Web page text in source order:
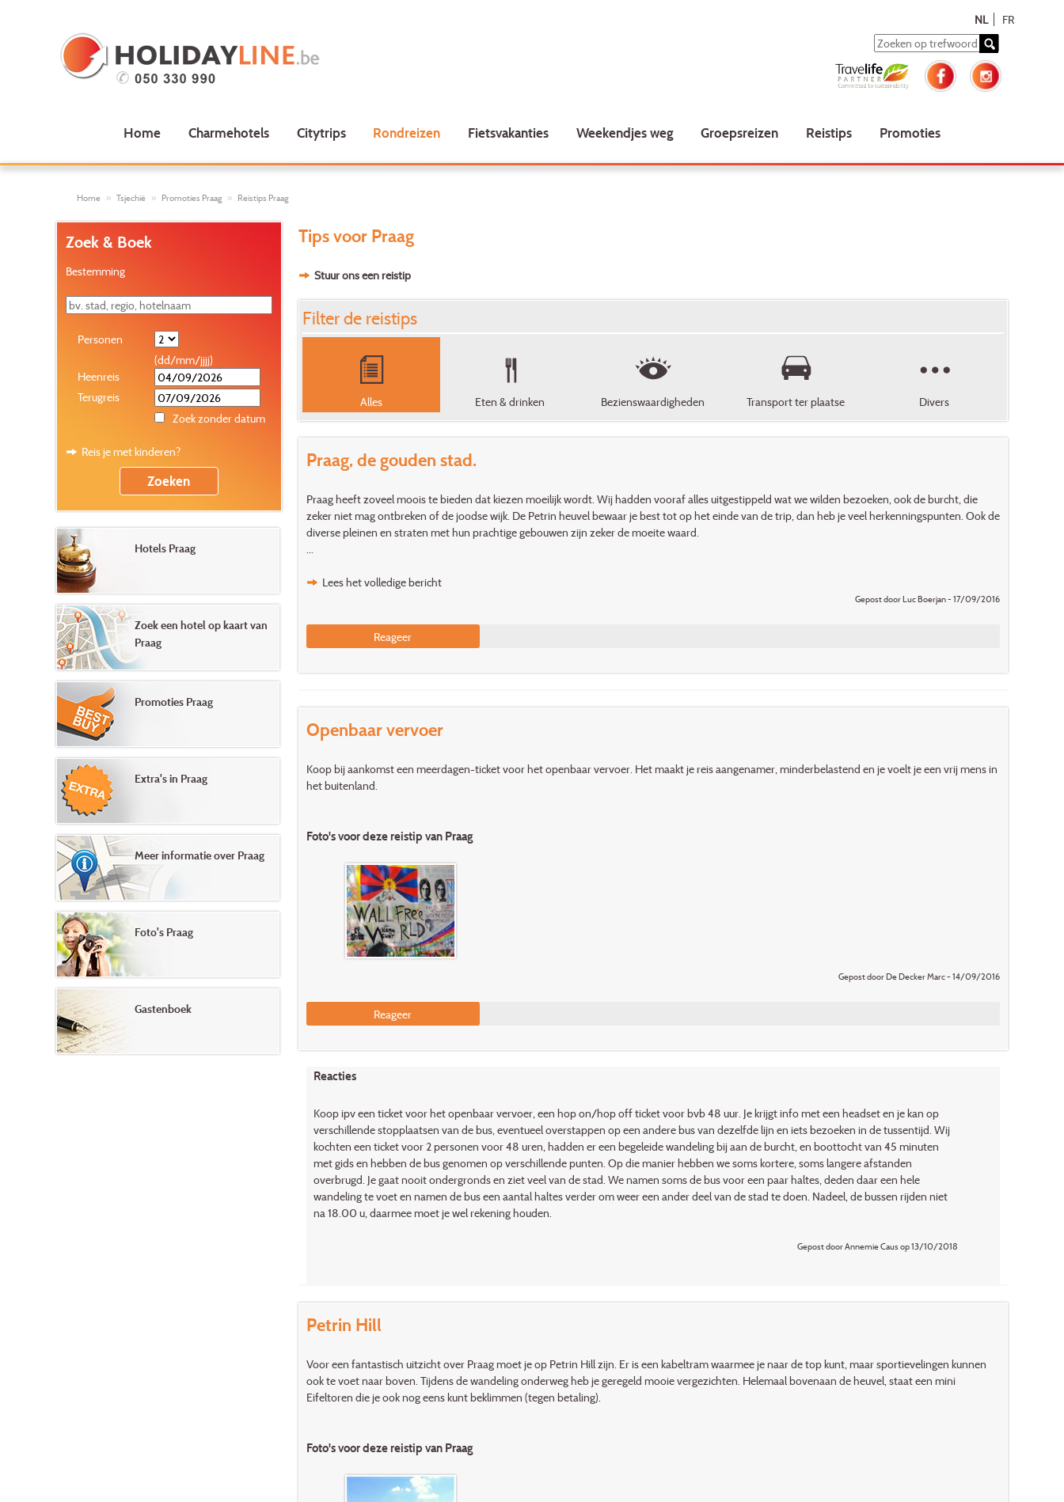
NL FR
Home Charmehotels Citytrips Rondreizen Fietsvakanties Weekendjes weg Groepsreizen Reistips Promoties
Home Tsjechië Promoties Praag Reistips Praag
Tips voor Praag
Stuur ons een reistip
Filter de reistips
Alles Eten & drinken Bezienswaardigheden Transport ter plaatse Divers
Praag, de gouden stad.
Praag heeft zoveel moois te bieden dat kiezen moeilijk wordt. Wij hadden vooraf alles uitgestippeld wat we wilden bezoeken, ook de burcht, die
zeker niet mag ontbreken of de joodse wijk. De Petrin heuvel bewaar je best tot op het einde van de trip, dan heb je veel herkenningspunten. Ook de
diverse pleinen en straten met hun prachtige gebouwen zijn zeker de moeite waard.
Lees het volledige bericht
Gepost door Luc Boerjan - 17/09/2016
Reageer
Openbaar vervoer
Koop bij aankomst een meerdagen-ticket voor het openbaar vervoer. Het maakt je reis aangenamer, minderbelastend en je voelt je een vrij mens in
het buitenland.
Foto's voor deze reistip van Praag
Gepost door De Decker Marc - 14/09/2016
Reageer
Reacties
Koop ipv een ticket voor het openbaar vervoer, een hop on/hop off ticket voor bvb 48 uur. Je krijgt info met een headset en je kan op
verschillende stopplaatsen van de bus, eventueel overstappen op een andere bus van dezelfde lijn en iets bezoeken in de tussentijd. Wij
kochten een ticket voor 2 personen voor 48 uren, hadden er een begeleide wandeling bij aan de burcht, en boottocht van 45 minuten
met gids en hebben de bus genomen op verschillende punten. Op die manier hebben we soms kortere, soms langere afstanden
overbrugd. Je gaat nooit ondergronds en ziet veel van de stad. We namen soms de bus voor een paar haltes, deden daar een hele
wandeling te voet en namen de bus een aantal haltes verder om weer een ander deel van de stad te doen. Nadeel, de bussen rijden niet
na 18.00 u, daarmee moet je wel rekening houden.
Gepost door Annemie Caus op 13/10/2018
Petrin Hill
Voor een fantastisch uitzicht over Praag moet je op Petrin Hill zijn. Er is een kabeltram waarmee je naar de top kunt, maar sportievelingen kunnen
ook te voet naar boven. Tijdens de wandeling onderweg heb je geregeld mooie vergezichten. Helemaal bovenaan de heuvel, staat een mini
Eifeltoren die je ook nog eens kunt beklimmen (tegen betaling).
Foto's voor deze reistip van Praag
Zoek & Boek
Bestemming
Personen
(dd/mm/jjjj)
Heenreis
Terugreis
Zoek zonder datum
Reis je met kinderen?
Hotels Praag
Zoek een hotel op kaart van
Praag
Promoties Praag
Extra's in Praag
Meer informatie over Praag
Foto's Praag
Gastenboek